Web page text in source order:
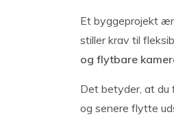
Et byggeprojekt
stiller krav til
og flytbare
Det betyder, at du
og senere flytte